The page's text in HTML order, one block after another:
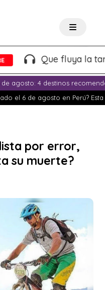
Que fluya la tarde! -
de agosto: 4 destinos
el 6 de agosto en Perú?
por error,
su muerte?